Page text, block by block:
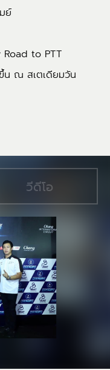
ย์
to PTT
น ณ สเตเดียมวัน
วีดีโอ